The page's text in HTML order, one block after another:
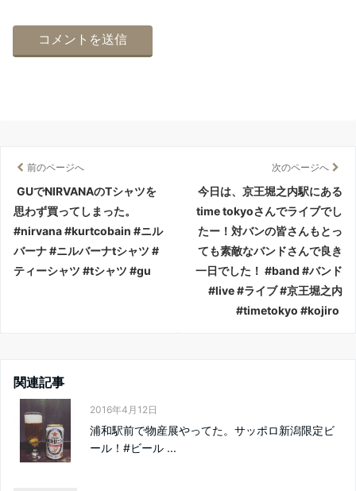
前のページへ
GUでNIRVANAのTシャツを
思わず買ってしまった。
#nirvana #kurtcobain #ニル
バーナ #ニルバーナtシャツ #
ティーシャツ #tシャツ #gu
次のページへ
今日は、京王堀之内駅にある
time tokyoさんでライブでし
たー！対バンの皆さんもとっ
ても素敵なバンドさんで良き
一日でした！ #band #バンド
#live #ライブ #京王堀之内
#timetokyo #kojiro
関連記事
2016年4月12日
浦和駅前で物産展やってた。サッポロ新潟限定ビ
ール！#ビール ...